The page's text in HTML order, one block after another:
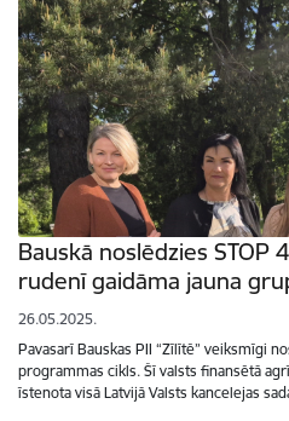
Bauskā noslēdzies STOP
rudenī gaidāma jauna
26.05.2025.
Pavasarī Bauskas PII “Zīlītē” veiksmīgi
programmas cikls. Šī valsts finansētā
īstenota visā Latvijā Valsts kancelejas